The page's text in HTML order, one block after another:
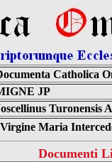
Catholica
JP
Turonensis
Maria
Documenti